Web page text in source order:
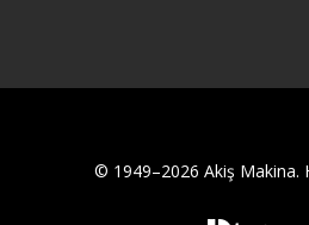
© 1949–2026 Akiş Makina.